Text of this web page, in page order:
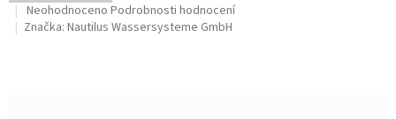
Průměrné
hodnocení
Neohodnoceno Podrobnosti hodnocení
Značka: Nautilus Wassersysteme GmbH